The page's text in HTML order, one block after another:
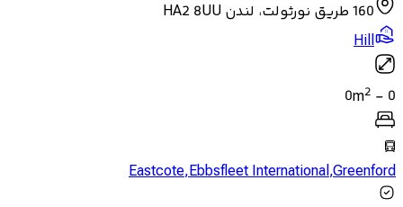
160 طريق نورثولت، لندن HA2 8UU
Hill
0
-
0m2
Eastcote,Ebbsfleet International,Greenford